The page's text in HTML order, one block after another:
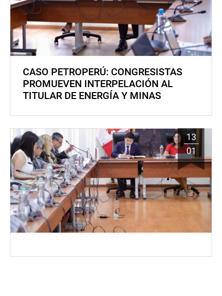
CASO PETROPERÚ: CONGRESISTAS
PROMUEVEN INTERPELACIÓN AL
TITULAR DE ENERGÍA Y MINAS
13
01